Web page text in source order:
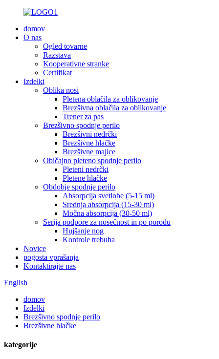
domov
O nas
Ogled tovarne
Razstava
Kooperativne stranke
Certifikat
Izdelki
Oblika nosi
Pletena oblačila za oblikovanje
Brezšivna oblačila za oblikovanje
Trener za pas
Brezšivno spodnje perilo
Brezšivni nedrčki
Brezšivne hlačke
Brezšivne majice
Običajno pleteno spodnje perilo
Pleteni nedrčki
Pletene hlačke
Obdobje spodnje perilo
Absorpcija svetlobe (5-15 ml)
Srednja absorpcija (15-30 ml)
Močna absorpcija (30-50 ml)
Serija podpore za nosečnost in po porodu
Hujšanje nog
Kontrole trebuha
Novice
pogosta vprašanja
Kontaktirajte nas
English
domov
Izdelki
Brezšivno spodnje perilo
Brezšivne hlačke
kategorije